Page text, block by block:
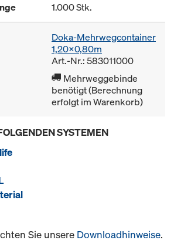
1.000 Stk.
Doka-Mehrwegcontainer
1,20x0,80m
Art.-Nr.: 583011000
Mehrweggebinde
benötigt (Berechnung
erfolgt im Warenkorb)
SYSTEMEN
Sie unsere Downloadhinweise.